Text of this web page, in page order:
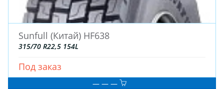
Sunfull (Китай) HF638
315/70 R22,5 154L
Под заказ
— — —